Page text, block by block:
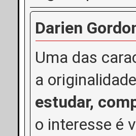
Darien
Uma das
a
estudar,
o interesse é